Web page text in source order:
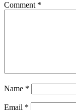
Comment *
Name *
Email *